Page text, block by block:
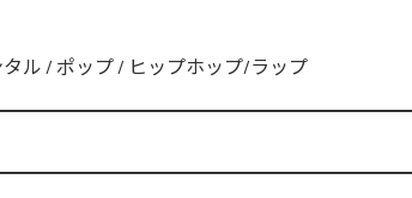
ル / ポップ / ヒップホップ/ラップ